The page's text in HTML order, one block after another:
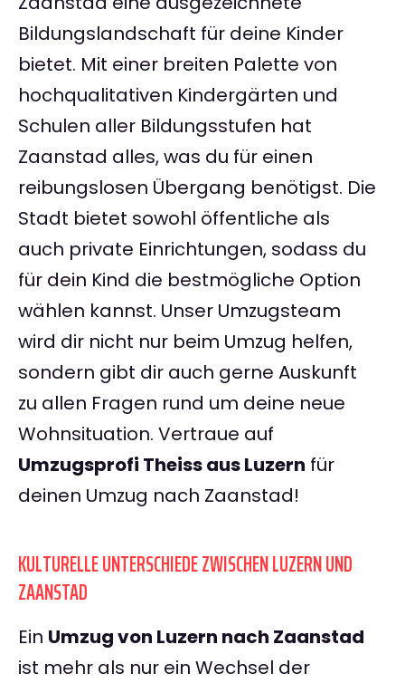
Bildungslandschaft für deine Kinder
bietet. Mit einer breiten Palette von
hochqualitativen Kindergärten und
Schulen aller Bildungsstufen hat
Zaanstad alles, was du für einen
reibungslosen Übergang benötigst. Die
Stadt bietet sowohl öffentliche als
auch private Einrichtungen, sodass du
für dein Kind die bestmögliche Option
wählen kannst. Unser Umzugsteam
wird dir nicht nur beim Umzug helfen,
sondern gibt dir auch gerne Auskunft
zu allen Fragen rund um deine neue
Wohnsituation. Vertraue auf
Umzugsprofi Theiss aus Luzern für
deinen Umzug nach Zaanstad!
KULTURELLE UNTERSCHIEDE ZWISCHEN LUZERN UND
ZAANSTAD
Ein Umzug von Luzern nach Zaanstad
ist mehr als nur ein Wechsel der